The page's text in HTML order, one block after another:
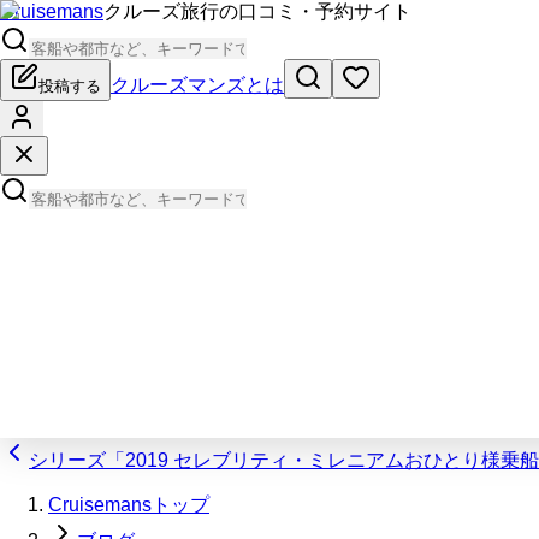
Cruisemansクルーズ旅行の口コミ・予約サイト
投稿する クルーズマンズとは
シリーズ「2019 セレブリティ・ミレニアムおひとり様乗
Cruisemansトップ